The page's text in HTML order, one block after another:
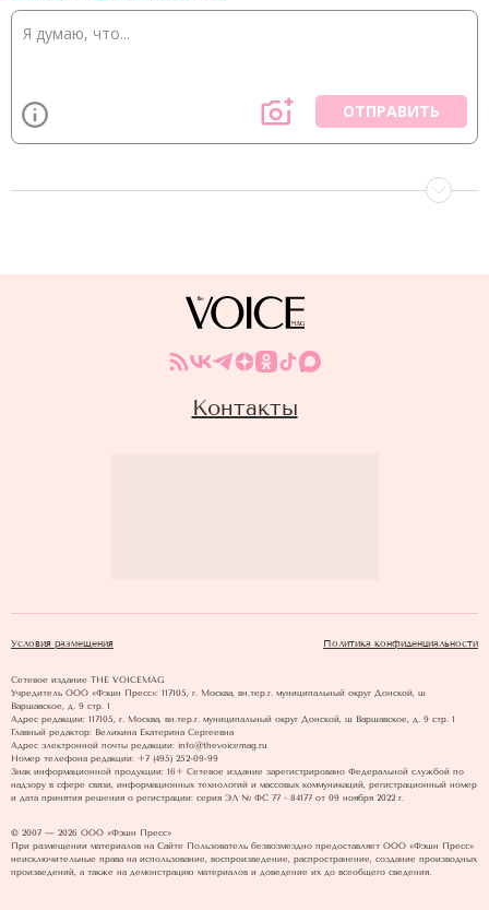
ОТПРАВИТЬ
Контакты
Условия размещения Политика конфиденциальности
Сетевое издание THE VOICEMAG
Учредитель ООО «Фэшн Пресс»: 117105, г. Москва, вн.тер.г. муниципальный округ Донской, ш
Варшавское, д. 9 стр. 1
Адрес редакции: 117105, г. Москва, вн.тер.г. муниципальный округ Донской, ш Варшавское, д. 9 стр. 1
Главный редактор: Великина Екатерина Сергеевна
Адрес электронной почты редакции: info@thevoicemag.ru
Номер телефона редакции: +7 (495) 252-09-99
Знак информационной продукции: 16+ Cетевое издание зарегистрировано Федеральной службой по
надзору в сфере связи, информационных технологий и массовых коммуникаций, регистрационный номер
и дата принятия решения о регистрации: серия ЭЛ № ФС 77 - 84177 от 09 ноября 2022 г.
© 2007 — 2026 ООО «Фэшн Пресс»
При размещении материалов на Сайте Пользователь безвозмездно предоставляет ООО «Фэшн Пресс»
неисключительные права на использование, воспроизведение, распространение, создание производных
произведений, а также на демонстрацию материалов и доведение их до всеобщего сведения.